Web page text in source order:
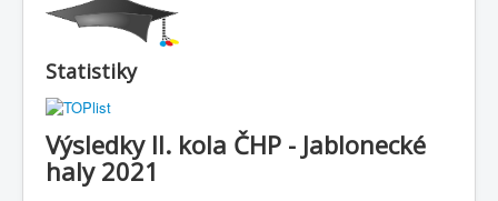
Statistiky
Výsledky II. kola ČHP - Jablonecké
haly 2021